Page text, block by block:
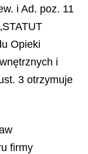
i Ad. poz. 11
Opieki
i
3 otrzymuje
firmy